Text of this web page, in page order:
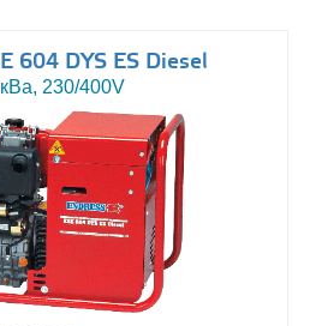
604 DYS ES Diesel
230/400V